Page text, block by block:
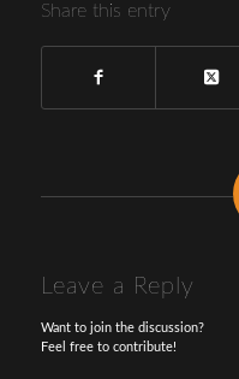
Share this entry
Leave a Reply
Want to join the discussion?
Feel free to contribute!